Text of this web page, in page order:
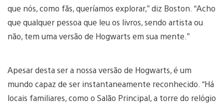
que nós, como fãs, queríamos explorar,” diz Boston. “Acho
que qualquer pessoa que leu os livros, sendo artista ou
não, tem uma versão de Hogwarts em sua mente.”
Apesar desta ser a nossa versão de Hogwarts, é um
mundo capaz de ser instantaneamente reconhecido. “Há
locais familiares, como o Salão Principal, a torre do relógio